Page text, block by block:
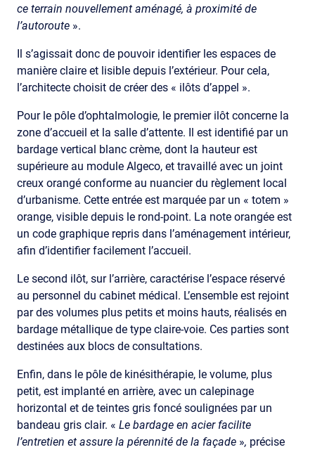
ce terrain nouvellement aménagé, à proximité de
l’autoroute ».
Il s’agissait donc de pouvoir identifier les espaces de
manière claire et lisible depuis l’extérieur. Pour cela,
l’architecte choisit de créer des « ilôts d’appel ».
Pour le pôle d’ophtalmologie, le premier ilôt concerne la
zone d’accueil et la salle d’attente. Il est identifié par un
bardage vertical blanc crème, dont la hauteur est
supérieure au module Algeco, et travaillé avec un joint
creux orangé conforme au nuancier du règlement local
d’urbanisme. Cette entrée est marquée par un « totem »
orange, visible depuis le rond-point. La note orangée est
un code graphique repris dans l’aménagement intérieur,
afin d’identifier facilement l’accueil.
Le second ilôt, sur l’arrière, caractérise l’espace réservé
au personnel du cabinet médical. L’ensemble est rejoint
par des volumes plus petits et moins hauts, réalisés en
bardage métallique de type claire-voie. Ces parties sont
destinées aux blocs de consultations.
Enfin, dans le pôle de kinésithérapie, le volume, plus
petit, est implanté en arrière, avec un calepinage
horizontal et de teintes gris foncé soulignées par un
bandeau gris clair. « Le bardage en acier facilite
l’entretien et assure la pérennité de la façade », précise